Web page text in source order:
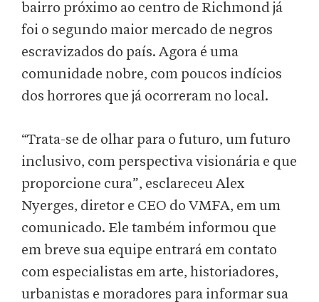
bairro próximo ao centro de Richmond já
foi o segundo maior mercado de negros
escravizados do país. Agora é uma
comunidade nobre, com poucos indícios
dos horrores que já ocorreram no local.
“Trata-se de olhar para o futuro, um futuro
inclusivo, com perspectiva visionária e que
proporcione cura”, esclareceu Alex
Nyerges, diretor e CEO do VMFA, em um
comunicado. Ele também informou que
em breve sua equipe entrará em contato
com especialistas em arte, historiadores,
urbanistas e moradores para informar sua